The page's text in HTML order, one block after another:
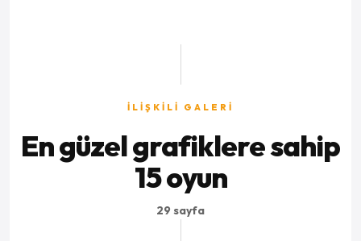
İLİŞKİLİ GALERİ
En güzel grafiklere sahip
15 oyun
29 sayfa